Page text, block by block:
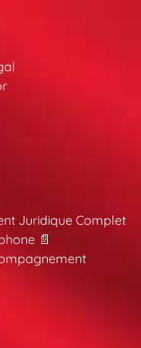
Juridique Complet
📄